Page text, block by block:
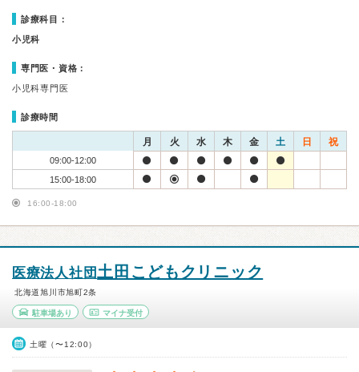
診療科目：
小児科
専門医・資格：
小児科専門医
診療時間
月 火 水 木 金 土 日 祝
09:00-12:00
15:00-18:00
16:00-18:00
医療法人社団土田こどもクリニック
北海道旭川市旭町2条
駐車場あり マイナ受付
土曜（〜12:00）